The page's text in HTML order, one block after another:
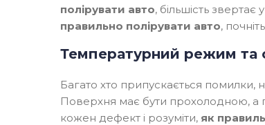
полірувати авто, більшість
правильно полірувати авто,
Температурний режим та
Багато хто припускається помилки,
Поверхня має бути прохолодною, а
кожен дефект і розуміти, як